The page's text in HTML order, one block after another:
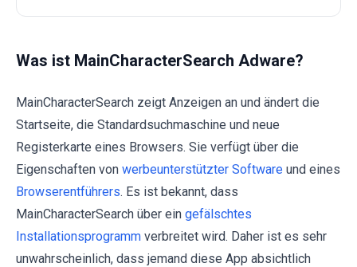
Was ist MainCharacterSearch Adware?
MainCharacterSearch zeigt Anzeigen an und ändert die
Startseite, die Standardsuchmaschine und neue
Registerkarte eines Browsers. Sie verfügt über die
Eigenschaften von werbeunterstützter Software und eines
Browserentführers. Es ist bekannt, dass
MainCharacterSearch über ein gefälschtes
Installationsprogramm verbreitet wird. Daher ist es sehr
unwahrscheinlich, dass jemand diese App absichtlich